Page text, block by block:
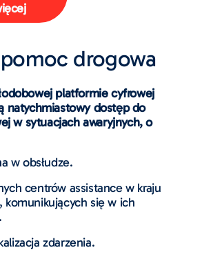
drogowa
platformie cyfrowej
natychmiastowy dostęp do
w sytuacjach awaryjnych, o
w obsłudze.
centrów assistance w kraju
komunikujących się w ich
zdarzenia.